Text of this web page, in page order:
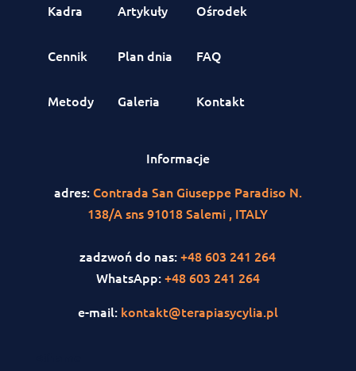
Kadra Artykuły Ośrodek
Cennik Plan dnia FAQ
Metody Galeria Kontakt
Informacje
adres: Contrada San Giuseppe Paradiso N.
138/A sns 91018 Salemi , ITALY
zadzwoń do nas:+48 603 241 264
WhatsApp:+48 603 241 264
e-mail: kontakt@terapiasycylia.pl